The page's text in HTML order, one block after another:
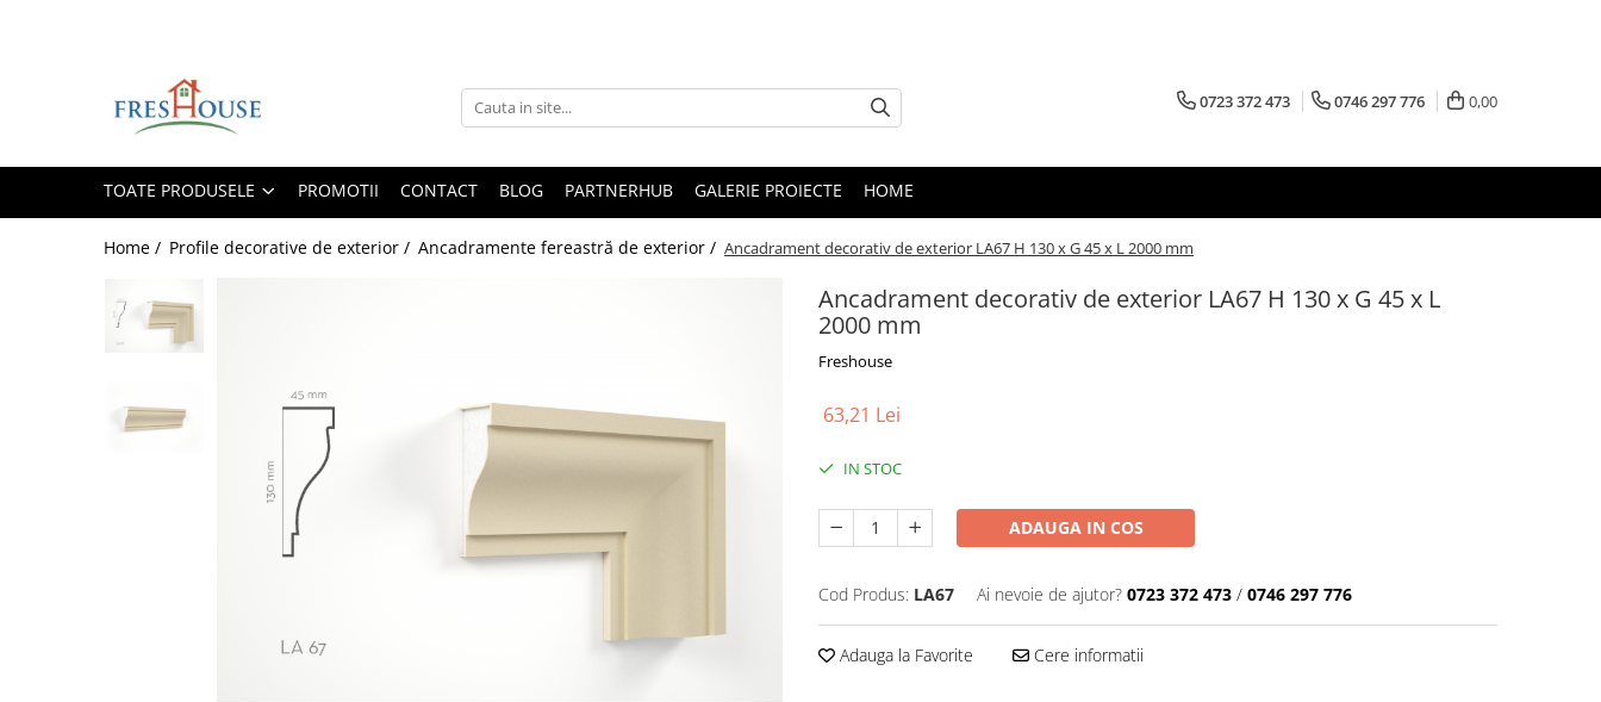
Profile decorative de exterior
Solbancuri Fereastra
Chei de bolta
Console de exterior
Pilaștri de exterior
Panouri decorative de exterior tip
0723 372 473 0746 297 776 0,00
TOATE PRODUSELE PROMOTII CONTACT BLOG PARTNERHUB GALERIE PROIECTE HOME
Home / Profile decorative de exterior / Ancadramente fereastră de exterior / Ancadrament decorativ de exterior LA67 H 130 x G 45 x L 2000 mm
Ancadrament decorativ de exterior LA67 H 130 x G 45 x L
2000 mm
Freshouse
63,21 Lei
IN STOC
ADAUGA IN COS
Cod Produs: LA67 Ai nevoie de ajutor? 0723 372 473 / 0746 297 776
Adauga la Favorite Cere informatii